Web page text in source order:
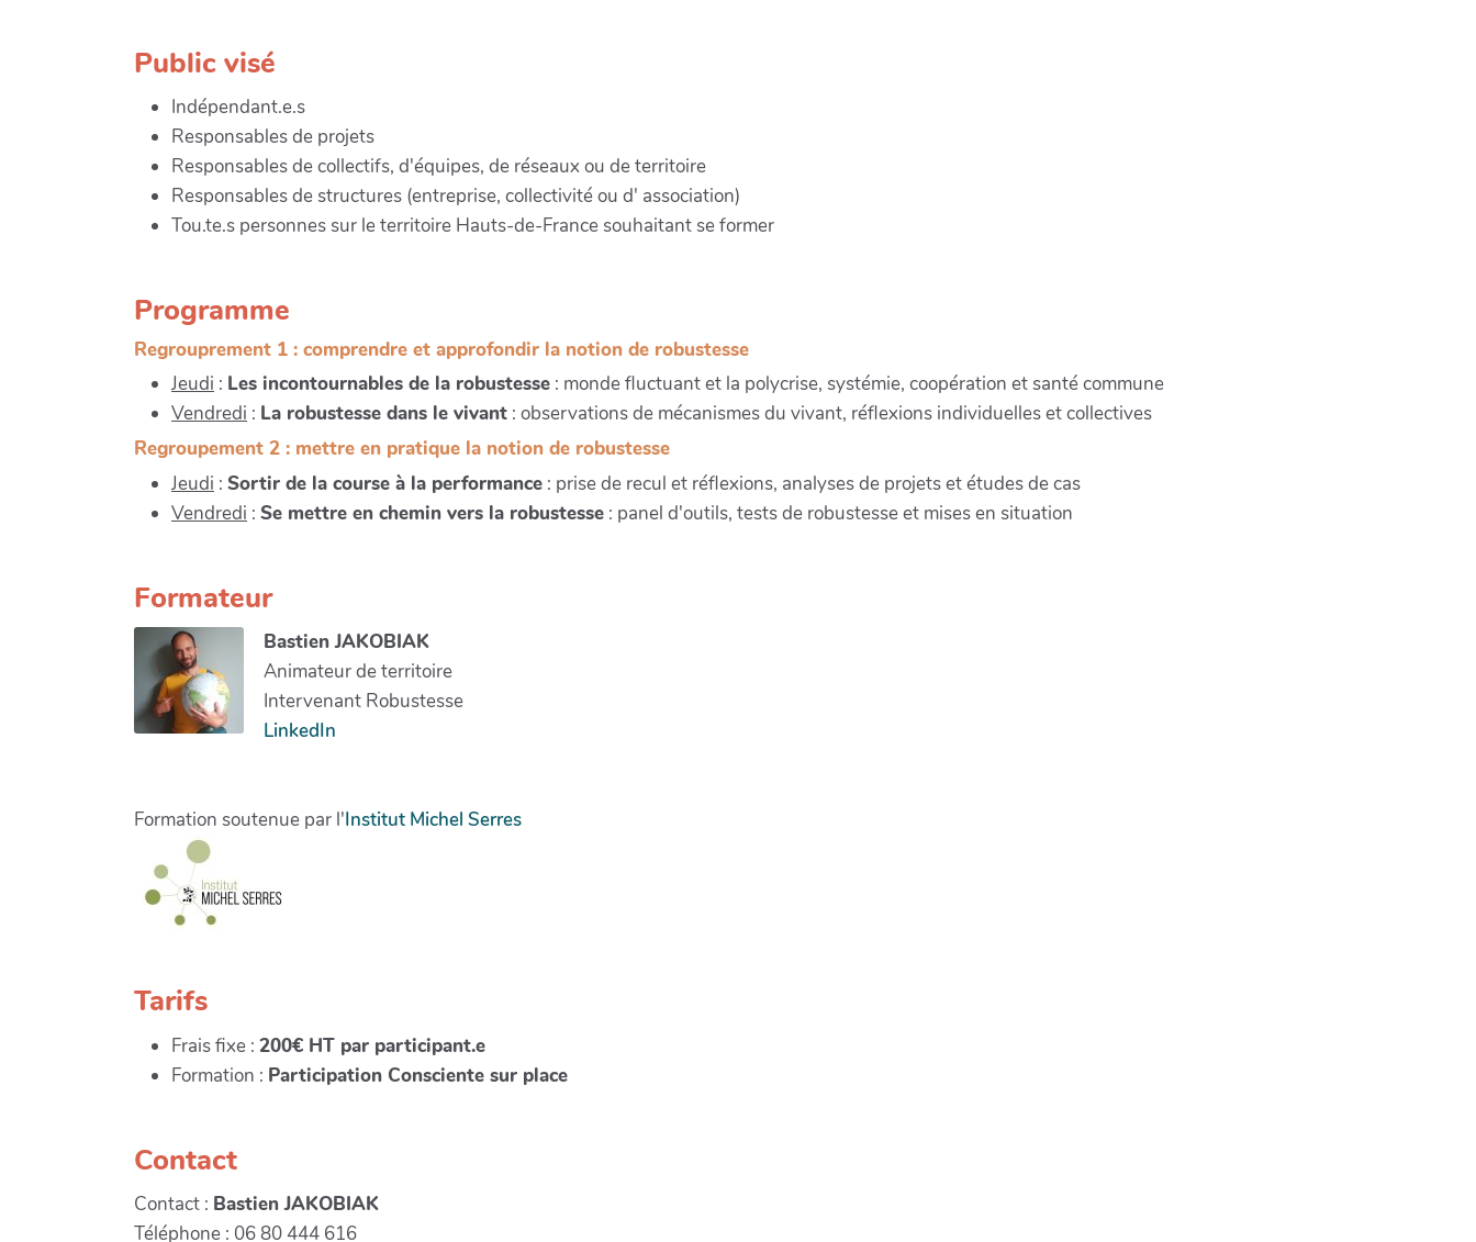
Public visé
Indépendant.e.s
Responsables de projets
Responsables de collectifs, d'équipes, de réseaux ou de territoire
Responsables de structures (entreprise, collectivité ou d' association)
Tou.te.s personnes sur le territoire Hauts-de-France souhaitant se former
Programme
Regrouprement 1 : comprendre et approfondir la notion de robustesse
Jeudi : Les incontournables de la robustesse : monde fluctuant et la polycrise, systémie, coopération et santé commune
Vendredi : La robustesse dans le vivant : observations de mécanismes du vivant, réflexions individuelles et collectives
Regroupement 2 : mettre en pratique la notion de robustesse
Jeudi : Sortir de la course à la performance : prise de recul et réflexions, analyses de projets et études de cas
Vendredi : Se mettre en chemin vers la robustesse : panel d'outils, tests de robustesse et mises en situation
Formateur
Bastien JAKOBIAK
Animateur de territoire
Intervenant Robustesse
LinkedIn
Formation soutenue par l'Institut Michel Serres
Tarifs
Frais fixe : 200€ HT par participant.e
Formation : Participation Consciente sur place
Contact
Contact : Bastien JAKOBIAK
Téléphone : 06 80 444 616